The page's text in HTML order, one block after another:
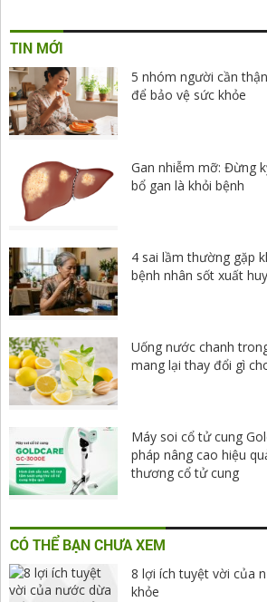
TIN MỚI
5 nhóm người cần
để bảo vệ sức khỏe
Gan nhiễm mỡ: Đừng
bổ gan là khỏi bệnh
4 sai lầm thường gặp
bệnh nhân sốt xuất
Uống nước chanh
mang lại thay đổi gì
Máy soi cổ tử cung
pháp nâng cao hiệu
thương cổ tử cung
CÓ THỂ BẠN CHƯA XEM
8 lợi ích tuyệt vời của
khỏe